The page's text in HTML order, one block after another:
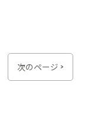
次のページ >